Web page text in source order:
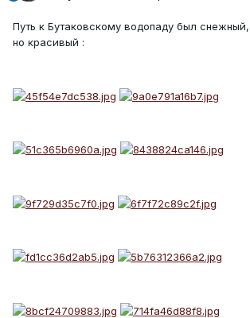
Путь к Бутаковскому водопаду был
но красивый :